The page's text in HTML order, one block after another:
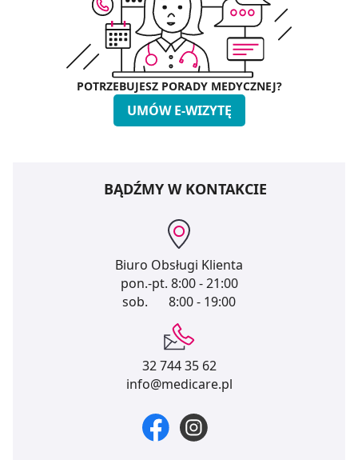
POTRZEBUJESZ PORADY MEDYCZNEJ?
UMÓW E-WIZYTĘ
BĄDŹMY W KONTAKCIE
Biuro Obsługi Klienta
pon.-pt. 8:00 - 21:00
sob.
8:00 - 19:00
32 744 35 62
info@medicare.pl